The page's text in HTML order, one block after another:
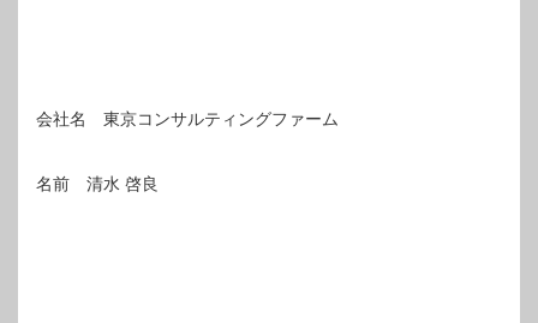
会社名 東京コンサルティングファーム
名前 清水 啓良